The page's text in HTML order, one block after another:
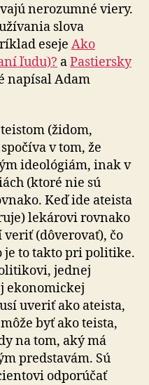
nerozumné viery.
slova
eseje Ako
ľudu)? aPastiersky
napísal Adam
(židom,
v tom, že
ideológiám, inak v
(ktoré nie sú
Keď ide ateista
lekárovi rovnako
veriť (dôverovať), čo
je to takto pri politike.
jednej
ekonomickej
uveriť ako ateista,
byť ako teista,
na tom, aký má
predstavám. Sú
odporúčať